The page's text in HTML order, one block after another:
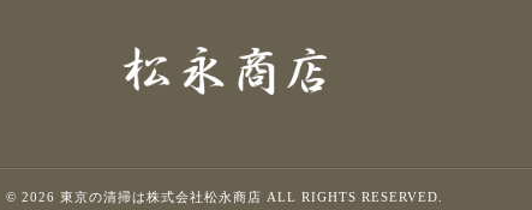
© 2026 東京の清掃は株式会社松永商店 ALL RIGHTS RESERVED.